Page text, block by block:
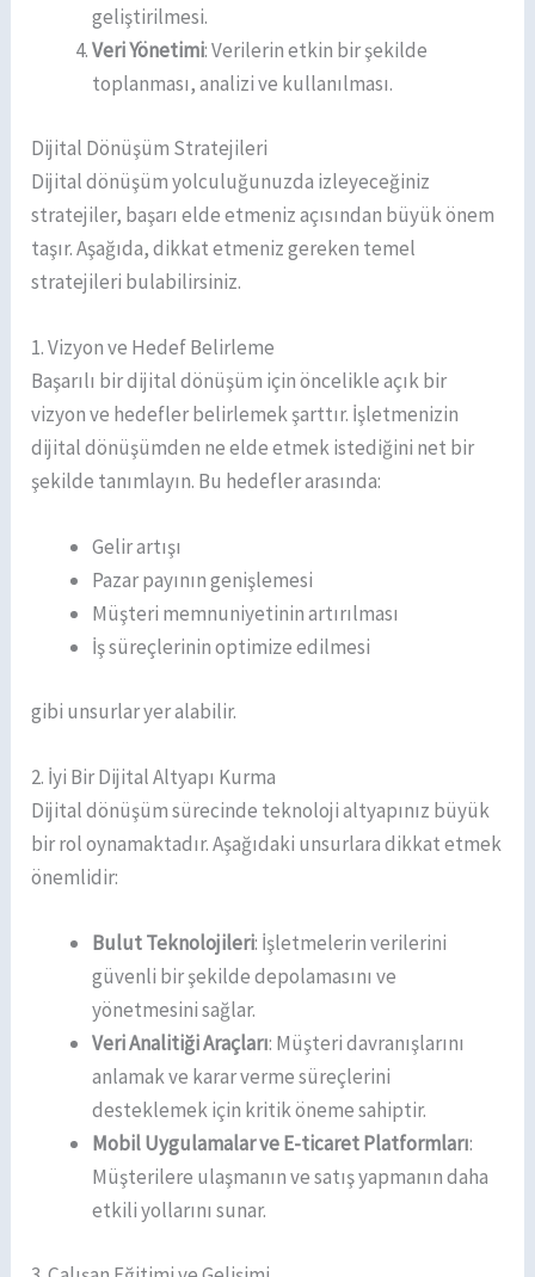
geliştirilmesi.
Veri Yönetimi: Verilerin etkin bir şekilde
toplanması, analizi ve kullanılması.
Dijital Dönüşüm Stratejileri
Dijital dönüşüm yolculuğunuzda izleyeceğiniz
stratejiler, başarı elde etmeniz açısından büyük önem
taşır. Aşağıda, dikkat etmeniz gereken temel
stratejileri bulabilirsiniz.
1. Vizyon ve Hedef Belirleme
Başarılı bir dijital dönüşüm için öncelikle açık bir
vizyon ve hedefler belirlemek şarttır. İşletmenizin
dijital dönüşümden ne elde etmek istediğini net bir
şekilde tanımlayın. Bu hedefler arasında:
Gelir artışı
Pazar payının genişlemesi
Müşteri memnuniyetinin artırılması
İş süreçlerinin optimize edilmesi
gibi unsurlar yer alabilir.
2. İyi Bir Dijital Altyapı Kurma
Dijital dönüşüm sürecinde teknoloji altyapınız büyük
bir rol oynamaktadır. Aşağıdaki unsurlara dikkat etmek
önemlidir:
Bulut Teknolojileri: İşletmelerin verilerini
güvenli bir şekilde depolamasını ve
yönetmesini sağlar.
Veri Analitiği Araçları: Müşteri davranışlarını
anlamak ve karar verme süreçlerini
desteklemek için kritik öneme sahiptir.
Mobil Uygulamalar ve E-ticaret Platformları:
Müşterilere ulaşmanın ve satış yapmanın daha
etkili yollarını sunar.